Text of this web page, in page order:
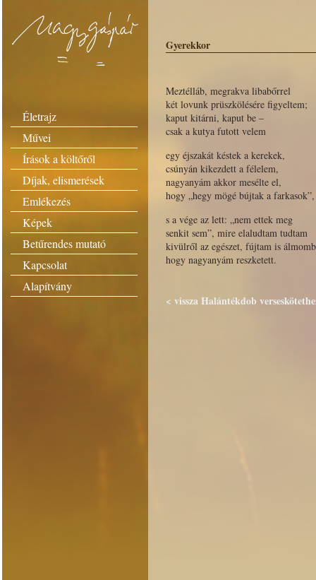
Életrajz
Művei
Írások a költőről
Díjak, elismerések
Emlékezés
Képek
Betűrendes mutató
Kapcsolat
Alapítvány
Gyerekkor
Meztélláb, megrakva libabőrrel
két lovunk prüszkölésére figyeltem;
kaput kitárni, kaput be –
csak a kutya futott velem
egy éjszakát késtek a kerekek,
csúnyán kikezdett a félelem,
nagyanyám akkor mesélte el,
hogy „hegy mögé bújtak a farkasok”,
s a vége az lett: „nem ettek meg
senkit sem”, mire elaludtam tudtam
kivülről az egészet, fújtam is
hogy nagyanyám reszketett.
< vissza Halántékdob